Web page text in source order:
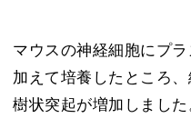
マウスの神経細胞にプ
加えて培養したところ
樹状突起が増加しました